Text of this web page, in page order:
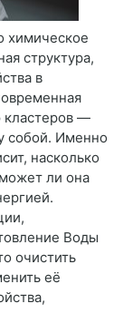
химическое
структура,
в
кластеров —
собой. Именно
насколько
ли она
Воды
очистить
её